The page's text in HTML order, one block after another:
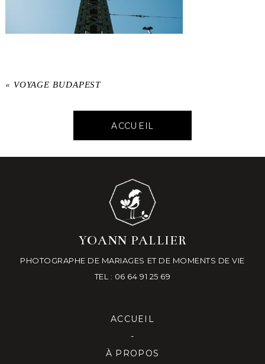
« VOYAGE BUDAPEST
ACCUEIL
YOANN PALLIER
PHOTOGRAPHE DE MARIAGES ET DE MOMENTS DE VIE
TEL : 06 64 91 25 69
ACCUEIL
-
À PROPOS